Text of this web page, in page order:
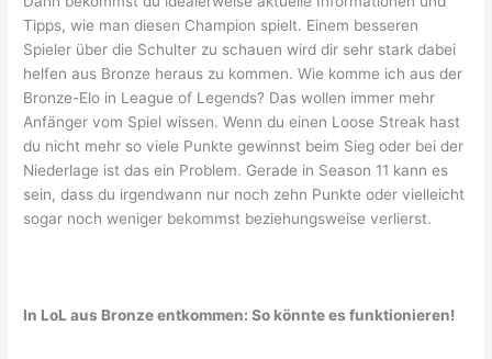
Tipps, wie man diesen Champion spielt. Einem besseren
Spieler über die Schulter zu schauen wird dir sehr stark dabei
helfen aus Bronze heraus zu kommen. Wie komme ich aus der
Bronze-Elo in League of Legends? Das wollen immer mehr
Anfänger vom Spiel wissen. Wenn du einen Loose Streak hast
du nicht mehr so viele Punkte gewinnst beim Sieg oder bei der
Niederlage ist das ein Problem. Gerade in Season 11 kann es
sein, dass du irgendwann nur noch zehn Punkte oder vielleicht
sogar noch weniger bekommst beziehungsweise verlierst.
In LoL aus Bronze entkommen: So könnte es funktionieren!